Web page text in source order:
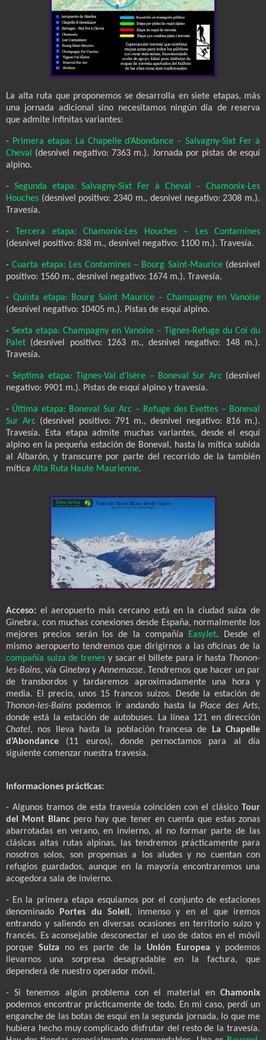
La alta ruta que proponemos se desarrolla en siete etapas, más
una jornada adicional sino necesitamos ningún día de reserva
que admite infinitas variantes:
- Primera etapa: La Chapelle d’Abondance – Salvagny-Sixt Fer à
Cheval
(desnivel negativo: 7363 m.). Jornada por pistas de esquí
alpino.
- Segunda etapa: Salvagny-Sixt Fer à Cheval – Chamonix-Les
Houches (desnivel positivo: 2340 m., desnivel negativo: 2308 m.).
Travesía.
-
Tercera etapa: Chamonix-Les Houches – Les Contamines
(desnivel positivo: 838 m., desnivel negativo: 1100 m.). Travesía.
-Cuarta etapa: Les Contamines – Bourg Saint-Maurice(desnivel
positivo: 1560 m., desnivel negativo: 1674 m.). Travesía.
- Quinta etapa: Bourg Saint Maurice – Champagny en Vanoise
(desnivel negativo: 10405 m.). Pistas de esquí alpino.
- Sexta etapa: Champagny en Vanoise – Tignes-Refuge du Col du
Palet (desnivel positivo: 1263 m., desnivel negativo: 148 m.).
Travesía.
-Séptima etapa: Tignes-Val d’Isère – Boneval Sur Arc(desnivel
negativo: 9901 m.). Pistas de esquí alpino y travesía.
- Última etapa: Boneval Sur Arc – Refuge des Evettes – Boneval
Sur Arc (desnivel positivo: 791 m., desnivel negativo: 816 m.).
Travesía. Esta etapa admite muchas variantes, desde el esquí
alpino en la pequeña estación de Boneval, hasta la mítica subida
al Albarón, y transcurre por parte del recorrido de la también
mítica Alta Ruta Haute Maurienne.
Acceso: el aeropuerto más cercano está en la ciudad suiza de
Ginebra, con muchas conexiones desde España, normalmente los
mejores precios serán los de la compañía EasyJet. Desde el
mismo aeropuerto tendremos que dirigirnos a las oficinas de la
compañía suiza de trenes y sacar el billete para ir hasta Thonon-
les-Bains, vía GinebrayAnnemasse. Tendremos que hacer un par
de transbordos y tardaremos aproximadamente una hora y
media. El precio, unos 15 francos suizos. Desde la estación de
Thonon-les-Bains podemos ir andando hasta la Place des Arts,
donde está la estación de autobuses. La línea 121 en dirección
Chatel, nos lleva hasta la población francesa de
La Chapelle
d’Abondance (11 euros), donde pernoctamos para al día
siguiente comenzar nuestra travesía.
Informaciones prácticas:
- Algunos tramos de esta travesía coinciden con el clásico Tour
del Mont Blanc pero hay que tener en cuenta que estas zonas
abarrotadas en verano, en invierno, al no formar parte de las
clásicas altas rutas alpinas, las tendremos prácticamente para
nosotros solos, son propensas a los aludes y no cuentan con
refugios guardados, aunque en la mayoría encontraremos una
acogedora sala de invierno.
- En la primera etapa esquiamos por el conjunto de estaciones
denominado Portes du Soleil, inmenso y en el que iremos
entrando y saliendo en diversas ocasiones en territorio suizo y
francés. Es aconsejable desconectar el uso de datos en el móvil
porque Suiza no es parte de la Unión Europea y podemos
llevarnos una sorpresa desagradable en la factura, que
dependerá de nuestro operador móvil.
- Si tenemos algún problema con el material en Chamonix
podemos encontrar prácticamente de todo. En mi caso, perdí un
enganche de las botas de esquí en la segunda jornada, lo que me
hubiera hecho muy complicado disfrutar del resto de la travesía.